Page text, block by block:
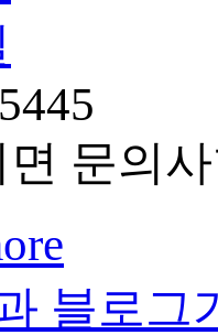
문의
블로그